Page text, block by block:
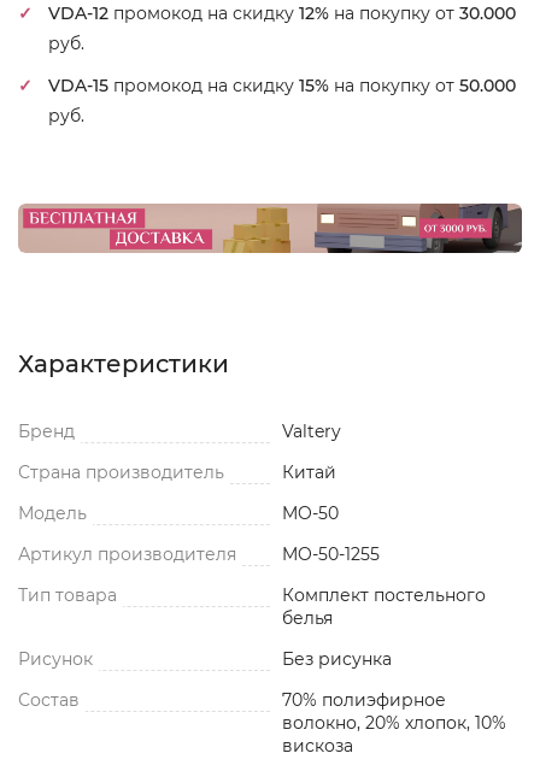
VDA-12 промокод на скидку 12% на покупку от 30.000
руб.
VDA-15 промокод на скидку 15% на покупку от 50.000
руб.
Характеристики
Бренд
Valtery
Страна производитель
Китай
Модель
MO-50
Артикул производителя
MO-50-1255
Тип товара
Комплект постельного
белья
Рисунок
Без рисунка
Состав
70% полиэфирное
волокно, 20% хлопок, 10%
вискоза